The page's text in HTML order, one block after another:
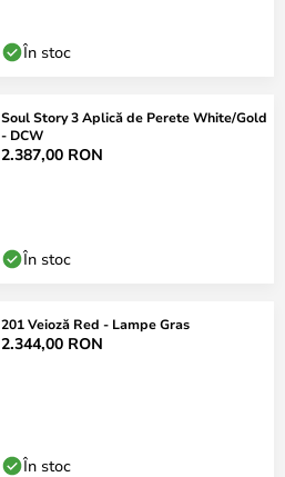
În stoc
Soul Story 3 Aplică de Perete White/Gold
- DCW
2.387,00 RON
În stoc
201 Veioză Red - Lampe Gras
2.344,00 RON
În stoc